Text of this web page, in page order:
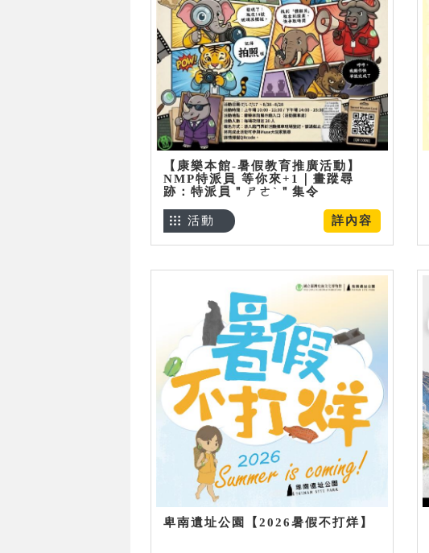
【康樂本館-暑假教育推廣活動】
NMP特派員 等你來+1｜畫蹤尋
跡：特派員＂ㄕㄜˋ＂集令
詳內容
活動
卑南遺址公園【2026暑假不打烊】